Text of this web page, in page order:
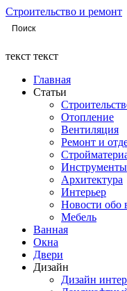
Строительство и ремонт
текст текст
Главная
Статьи
Отопление
Вентиляция
Ремонт и
Инструменты
Архитектура
Интерьер
Новости обо
Мебель
Ванная
Окна
Двери
Дизайн
Дизайн